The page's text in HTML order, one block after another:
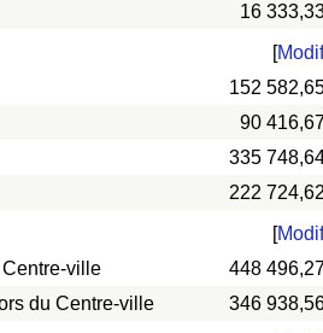
16
[
152
90
335
222
[
ville
448
du Centre-ville 346